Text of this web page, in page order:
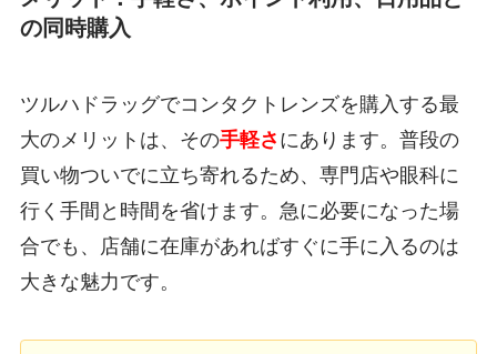
の同時購入
ツルハドラッグでコンタクトレンズを購入する最
大のメリットは、その手軽さ にあります。普段の
買い物ついでに立ち寄れるため、専門店や眼科に
行く手間と時間を省けます。急に必要になった場
合でも、店舗に在庫があればすぐに手に入るのは
大きな魅力です。